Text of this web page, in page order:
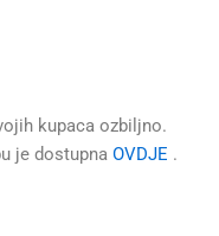
kupaca ozbiljno.
je dostupna OVDJE .